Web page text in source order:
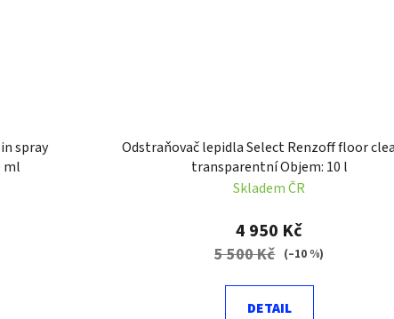
spray
ml
Odstraňovač lepidla Select Renzoff floor
transparentní Objem: 10 l
Skladem ČR
4 950 Kč
5 500 Kč (–10 %)
DETAIL